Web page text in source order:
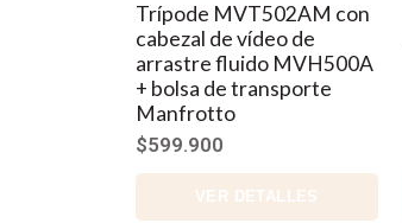
Trípode MVT502AM con
cabezal de vídeo de
arrastre fluido MVH500A
+ bolsa de transporte
Manfrotto
$599.900
VER DETALLES